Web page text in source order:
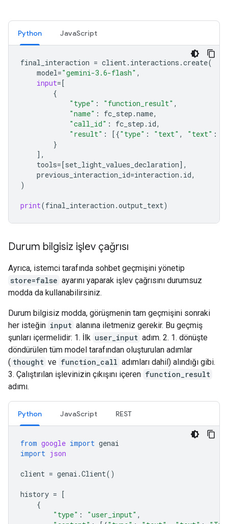
Python JavaScript
final_interaction = client. interactions .create(
model="gemini-3.6-flash" ,
input= [
{
"type" : "function_result" ,
"name" : fc_step .name,
"call_id" : fc_step . id,
"result" : [{"type" : "text" , "text" :
}
],
tools= [set_light_values_declaration],
previous_interaction_id=interaction . id,
)
print(final_interaction .output_text)
Durum bilgisiz işlev çağrısı
Ayrıca, istemci tarafında sohbet geçmişini yönetip
store=false ayarını yaparak işlev çağrısını durumsuz
modda da kullanabilirsiniz.
Durum bilgisiz modda, görüşmenin tam geçmişini sonraki
her isteğin input alanına iletmeniz gerekir. Bu geçmiş
şunları içermelidir: 1. İlk user_input adım. 2. 1. dönüşte
döndürülen tüm model tarafından oluşturulan adımlar
( thought ve function_call adımları dahil) alındığı gibi.
3. Çalıştırılan işlevinizin çıkışını içeren function_result
adımı.
Python JavaScript REST
from google import genai
import json
client = genai .Client()
history =
[
{
"type" : "user_input" ,